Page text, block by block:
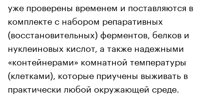
уже проверены временем и поставляются в
комплекте с набором репаративных
(восстановительных) ферментов, белков и
нуклеиновых кислот, а также надежными
«контейнерами» комнатной температуры
(клетками), которые приучены выживать в
практически любой окружающей среде.